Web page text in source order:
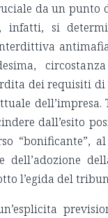
da un punto
infatti, si
dei requisiti
dell’impresa.
dall’esito
“bonificante”,
dell’adozione
l’egida del